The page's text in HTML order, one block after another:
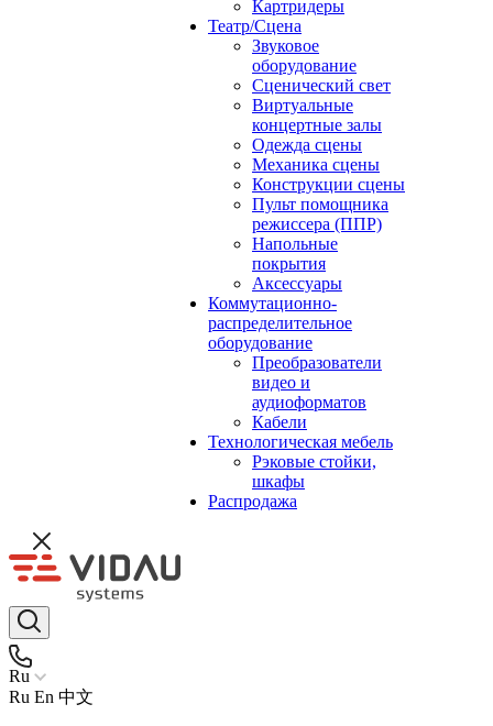
Картридеры
Театр/Сцена
Звуковое
оборудование
Сценический свет
Виртуальные
концертные залы
Одежда сцены
Механика сцены
Конструкции сцены
Пульт помощника
режиссера (ППР)
Напольные
покрытия
Аксессуары
Коммутационно-
распределительное
оборудование
Преобразователи
видео и
аудиоформатов
Кабели
Технологическая мебель
Рэковые стойки,
шкафы
Распродажа
Ru
Ru En 中文